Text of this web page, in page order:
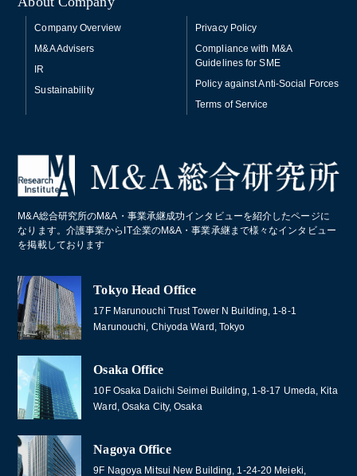
Company Overview
M&A Advisers
IR
Sustainability
Privacy Policy
Compliance with M&A
Guidelines for SME
Policy against Anti-Social Forces
Terms of Service
M&A総合研究所のM&A・事業承継成功インタビューを紹介したページに
なります。介護事業からIT企業のM&A・事業承継まで様々なインタビュー
を掲載しております
Tokyo Head Office
17F Marunouchi Trust Tower N Building, 1-8-1
Marunouchi, Chiyoda Ward, Tokyo
Osaka Office
10F Osaka Daiichi Seimei Building, 1-8-17 Umeda, Kita
Ward, Osaka City, Osaka
Nagoya Office
9F Nagoya Mitsui New Building, 1-24-20 Meieki,